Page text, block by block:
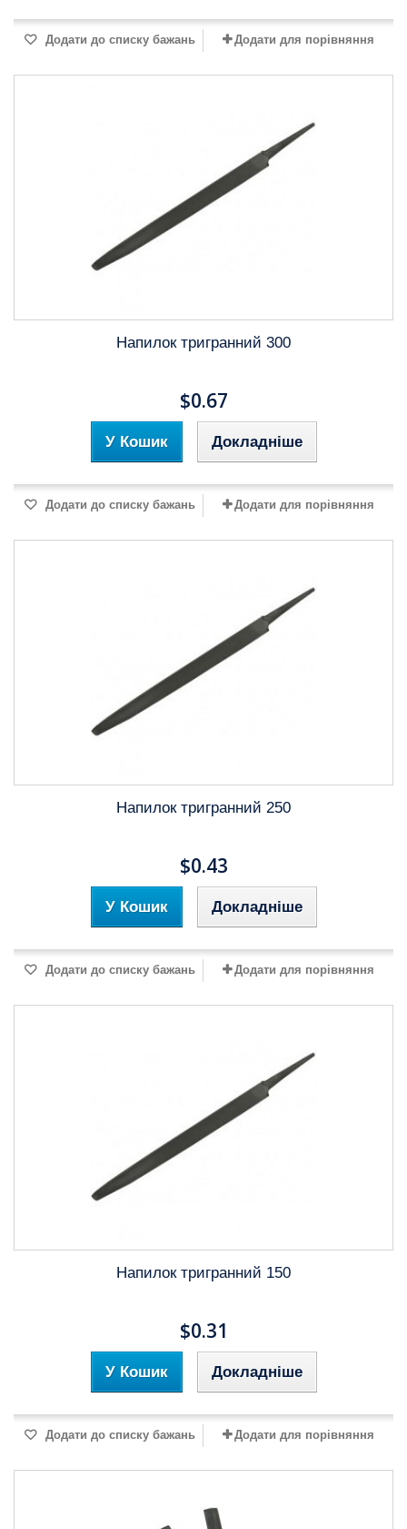
Додати до списку бажань Додати для порівняння
Напилок тригранний 300
$0.67
У Кошик Докладніше
Додати до списку бажань Додати для порівняння
Напилок тригранний 250
$0.43
У Кошик Докладніше
Додати до списку бажань Додати для порівняння
Напилок тригранний 150
$0.31
У Кошик Докладніше
Додати до списку бажань Додати для порівняння